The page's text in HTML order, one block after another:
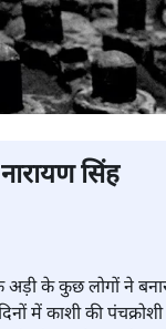
सिंह
अड़ी के कुछ लोगों ने
में काशी की